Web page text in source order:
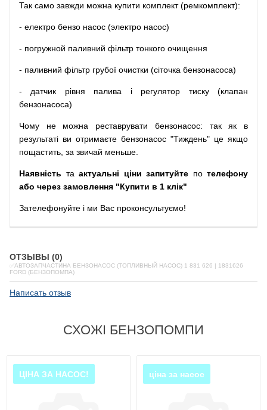
Так само завжди можна купити комплект (ремкомплект):
- електро бензо насос (электро насос)
- погружной паливний фільтр тонкого очищення
- паливний фільтр грубої очистки (сіточка бензонасоса)
- датчик рівня палива і регулятор тиску (клапан
бензонасоса)
Чому не можна реставрувати бензонасос: так як
в
результаті ви отримаєте бензонасос "Тиждень" це якщо
пощастить, за звичай меньше.
Наявність та актуальні ціни запитуйте по телефону
або через замовлення "Купити в 1 клік"
Зателефонуйте і ми Вас проконсультуємо!
ОТЗЫВЫ (0)
✅АВТОЗАПЧАСТИНА БЕНЗОНАСОС (ТОПЛИВНЫЙ НАСОС) 1 831 626 | 1831626
FORD (БЕНЗОПОМПА)
Написать отзыв
СХОЖІ БЕНЗОПОМПИ
ЦІНА ЗА НАСОС! ціна за насос